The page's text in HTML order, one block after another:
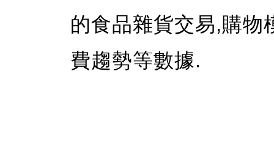
的食品雜貨交易,購物
費趨勢等數據.